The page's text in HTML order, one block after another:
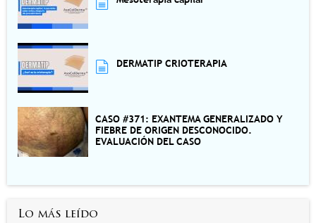
DERMATIP CRIOTERAPIA
CASO #371: EXANTEMA GENERALIZADO Y
FIEBRE DE ORIGEN DESCONOCIDO.
EVALUACIÓN DEL CASO
Lo más leído